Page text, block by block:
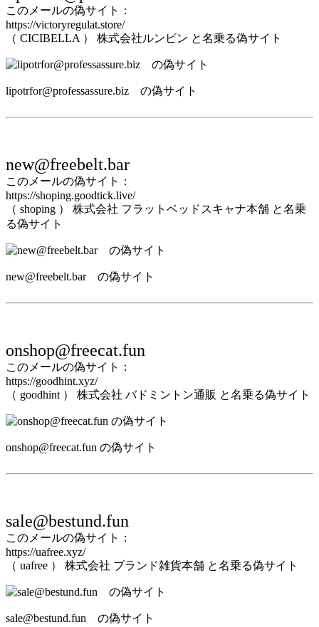
このメールの偽サイト：
https://victoryregulat.store/
（ CICIBELLA ） 株式会社ルンビン と名乗る偽サイト
lipotrfor@professassure.biz の偽サイト
new@freebelt.bar
このメールの偽サイト：
https://shoping.goodtick.live/
（ shoping ） 株式会社 フラットベッドスキャナ本舗 と名乗
る偽サイト
new@freebelt.bar の偽サイト
onshop@freecat.fun
このメールの偽サイト：
https://goodhint.xyz/
（ goodhint ） 株式会社 バドミントン通販 と名乗る偽サイト
onshop@freecat.fun の偽サイト
sale@bestund.fun
このメールの偽サイト：
https://uafree.xyz/
（ uafree ） 株式会社 ブランド雑貨本舗 と名乗る偽サイト
sale@bestund.fun の偽サイト